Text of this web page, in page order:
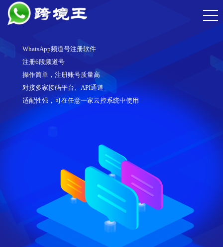
WhatsApp频道号注册软件
注册6段频道号
操作简单，注册账号质量高
对接多家接码平台、API通道
适配性强，可在任意一家云控系统中使用